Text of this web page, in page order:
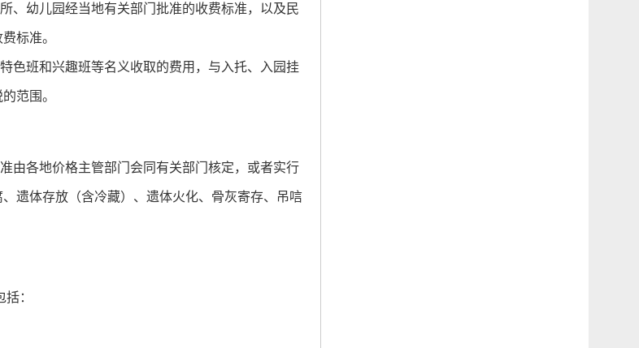
幼儿园经当地有关部门批准的收费标准，以及民
标准。
班和兴趣班等名义收取的费用，与入托、入园挂
范围。
各地价格主管部门会同有关部门核定，或者实行
遗体存放（含冷藏）、遗体火化、骨灰寄存、吊唁
：